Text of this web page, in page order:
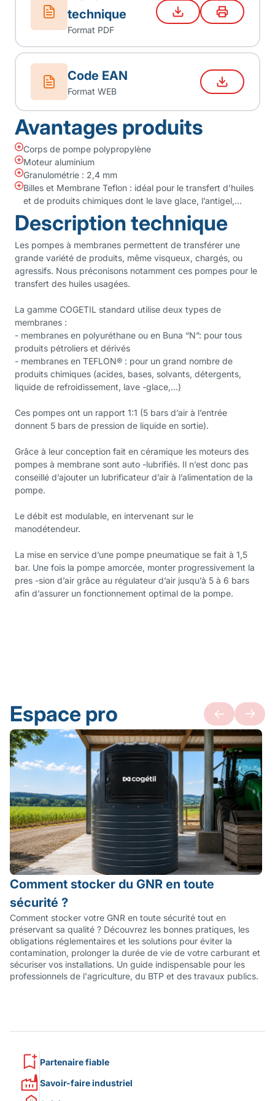
technique
Format PDF
Code EAN
Format WEB
Avantages produits
Corps de pompe polypropylène
Moteur aluminium
Granulométrie : 2,4 mm
Billes et Membrane Teflon : idéal pour le transfert d’huiles
et de produits chimiques dont le lave glace, l’antigel,…
Description technique
Les pompes à membranes permettent de transférer une
grande variété de produits, même visqueux, chargés, ou
agressifs. Nous préconisons notamment ces pompes pour le
transfert des huiles usagées.
La gamme COGETIL standard utilise deux types de
membranes :
- membranes en polyuréthane ou en Buna “N”: pour tous
produits pétroliers et dérivés
- membranes en TEFLON® : pour un grand nombre de
produits chimiques (acides, bases, solvants, détergents,
liquide de refroidissement, lave -glace,…)
Ces pompes ont un rapport 1:1 (5 bars d’air à l’entrée
donnent 5 bars de pression de liquide en sortie).
Grâce à leur conception fait en céramique les moteurs des
pompes à membrane sont auto -lubrifiés. Il n’est donc pas
conseillé d’ajouter un lubrificateur d’air à l’alimentation de la
pompe.
Le débit est modulable, en intervenant sur le
manodétendeur.
La mise en service d’une pompe pneumatique se fait à 1,5
bar. Une fois la pompe amorcée, monter progressivement la
pres -sion d’air grâce au régulateur d’air jusqu’à 5 à 6 bars
afin d’assurer un fonctionnement optimal de la pompe.
Espace pro
Comment stocker du GNR en toute
sécurité ?
Comment stocker votre GNR en toute sécurité tout en
préservant sa qualité ? Découvrez les bonnes pratiques, les
obligations réglementaires et les solutions pour éviter la
contamination, prolonger la durée de vie de votre carburant et
sécuriser vos installations. Un guide indispensable pour les
professionnels de l'agriculture, du BTP et des travaux publics.
Partenaire fiable
Savoir-faire industriel